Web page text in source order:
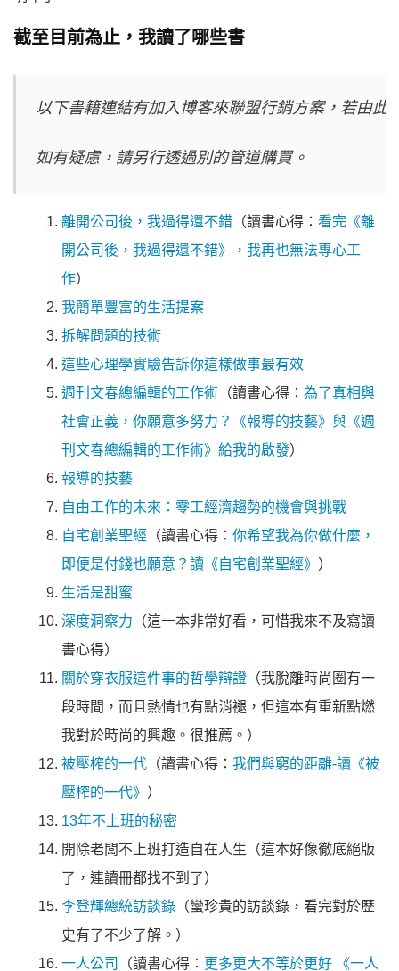
截至目前為止，我讀了哪些書
以下書籍連結有加入博客來聯盟行銷方案，若由此
如有疑慮，請另行透過別的管道購買。
離開公司後，我過得還不錯 （讀書心得： 看完《離
開公司後，我過得還不錯》，我再也無法專心工
作）
我簡單豐富的生活提案
拆解問題的技術
這些心理學實驗告訴你這樣做事最有效
週刊文春總編輯的工作術 （讀書心得： 為了真相與
社會正義，你願意多努力？《報導的技藝》與《週
刊文春總編輯的工作術》給我的啟發）
報導的技藝
自由工作的未來：零工經濟趨勢的機會與挑戰
自宅創業聖經 （讀書心得： 你希望我為你做什麼，
即便是付錢也願意？讀《自宅創業聖經》 ）
生活是甜蜜
深度洞察力 （這一本非常好看，可惜我來不及寫讀
書心得）
關於穿衣服這件事的哲學辯證 （我脫離時尚圈有一
段時間，而且熱情也有點消褪，但這本有重新點燃
我對於時尚的興趣。很推薦。）
被壓榨的一代 （讀書心得： 我們與窮的距離-讀《被
壓榨的一代》 ）
13年不上班的秘密
開除老闆不上班打造自在人生（這本好像徹底絕版
了，連讀冊都找不到了）
李登輝總統訪談錄 （蠻珍貴的訪談錄，看完對於歷
史有了不少了解。）
一人公司
（讀書心得： 更多更大不等於更好 《一人